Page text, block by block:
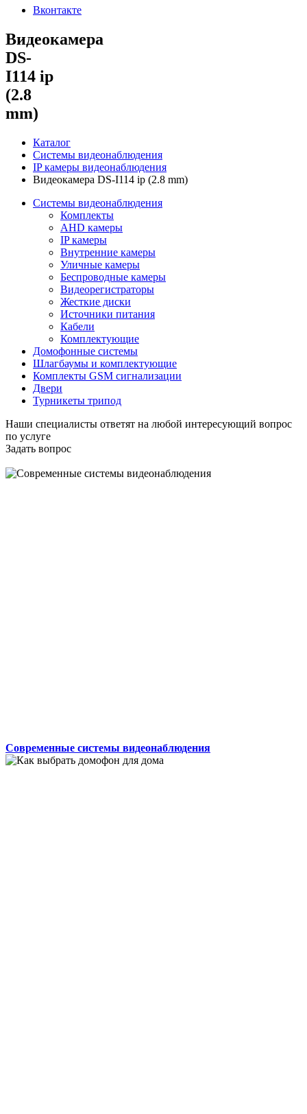
Вконтакте
Видеокамера
DS-
I114 ip
(2.8
mm)
Каталог
Системы видеонаблюдения
IP камеры видеонаблюдения
Видеокамера DS-I114 ip (2.8 mm)
Системы видеонаблюдения
Комплекты
AHD камеры
IP камеры
Внутренние камеры
Уличные камеры
Беспроводные камеры
Видеорегистраторы
Жесткие диски
Источники питания
Кабели
Комплектующие
Домофонные системы
Шлагбаумы и комплектующие
Комплекты GSM сигнализации
Двери
Турникеты трипод
Наши специалисты ответят на любой интересующий вопрос
по услуге
Задать вопрос
Современные системы видеонаблюдения